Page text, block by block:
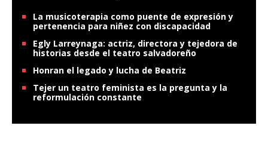
La musicoterapia como puente de expresión y
pertenencia para niñez con discapacidad
Egly Larreynaga: actriz, directora y tejedora de
historias desde el teatro salvadoreño
Honran el legado y lucha de Beatriz
Tejer un teatro feminista es la pregunta y la
reformulación constante